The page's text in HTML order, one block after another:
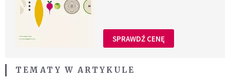
SPRAWDŹ CENĘ
TEMATY W ARTYKULE